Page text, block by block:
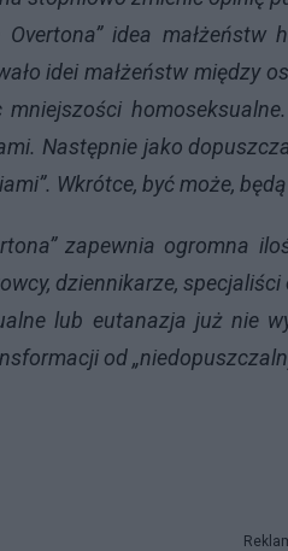
idea
idei małżeństw między
Następnie jako
Wkrótce, być może,
zapewnia ogromna
dziennikarze,
lub eutanazja już nie
od